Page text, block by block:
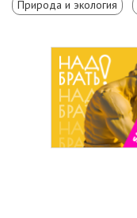
Природа и экология